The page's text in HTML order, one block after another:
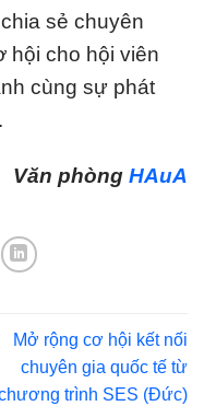
sẻ chuyên
hội cho hội viên
cùng sự phát
Văn phòng HAuA
Mở rộng cơ hội kết nối
chuyên gia quốc tế từ
trình SES (Đức)